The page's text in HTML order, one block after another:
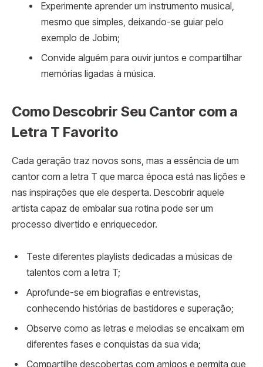
Experimente aprender um instrumento musical,
mesmo que simples, deixando-se guiar pelo
exemplo de Jobim;
Convide alguém para ouvir juntos e compartilhar
memórias ligadas à música.
Como Descobrir Seu Cantor com a
Letra T Favorito
Cada geração traz novos sons, mas a essência de um
cantor com a letra T que marca época está nas lições e
nas inspirações que ele desperta. Descobrir aquele
artista capaz de embalar sua rotina pode ser um
processo divertido e enriquecedor.
Teste diferentes playlists dedicadas a músicas de
talentos com a letra T;
Aprofunde-se em biografias e entrevistas,
conhecendo histórias de bastidores e superação;
Observe como as letras e melodias se encaixam em
diferentes fases e conquistas da sua vida;
Compartilhe descobertas com amigos e permita que